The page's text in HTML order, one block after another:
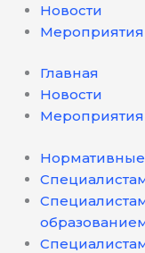
Новости
Мероприятия
Главная
Новости
Мероприятия